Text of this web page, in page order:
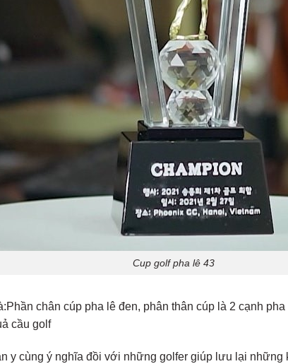
Cup golf pha lê 43
chân cúp pha lê đen, phân thân cúp là 2 cạnh
cầu golf
y cùng ý nghĩa đồi với những golfer giúp lưu lại